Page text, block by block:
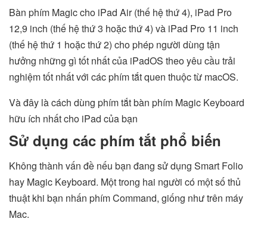
Bàn phím Magic cho iPad Air (thế hệ thứ 4), iPad Pro
12,9 inch (thế hệ thứ 3 hoặc thứ 4) và iPad Pro 11 inch
(thế hệ thứ 1 hoặc thứ 2) cho phép người dùng tận
hưởng những gì tốt nhất của iPadOS theo yêu cầu trải
nghiệm tốt nhất với các phím tắt quen thuộc từ macOS.
Và đây là cách dùng phím tắt bàn phím Magic Keyboard
hữu ích nhất cho iPad của bạn
Sử dụng các phím tắt phổ biến
Không thành vấn đề nếu bạn đang sử dụng Smart Folio
hay Magic Keyboard. Một trong hai người có một số thủ
thuật khi bạn nhấn phím Command, giống như trên máy
Mac.